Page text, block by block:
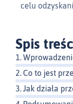
celu
Spis
Co to jest
Jak działa